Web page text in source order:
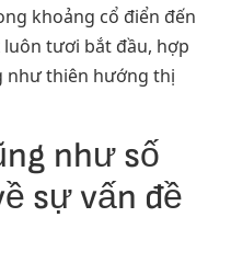
khoảng cổ điển đến
tươi bắt đầu, hợp
như thiên hướng thị
như số
sự vấn đề